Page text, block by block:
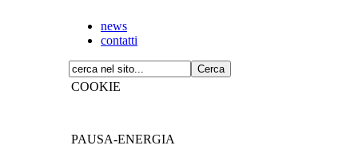
news
contatti
COOKIE
PAUSA-ENERGIA